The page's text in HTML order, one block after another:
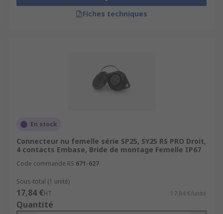
Fiches techniques
En stock
Connecteur nu femelle série SP25, SY25 RS PRO Droit,
4 contacts Embase, Bride de montage Femelle IP67
Code commande RS 671-627
Sous-total (1 unité)
17,84 €HT 17,84 €/unité
Quantité